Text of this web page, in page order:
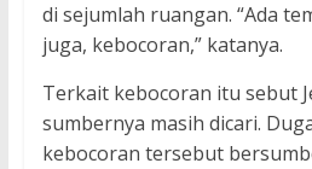
di sejumlah ruangan. “Ada
juga, kebocoran,” katanya.
Terkait kebocoran itu sebut
sumbernya masih dicari.
kebocoran tersebut